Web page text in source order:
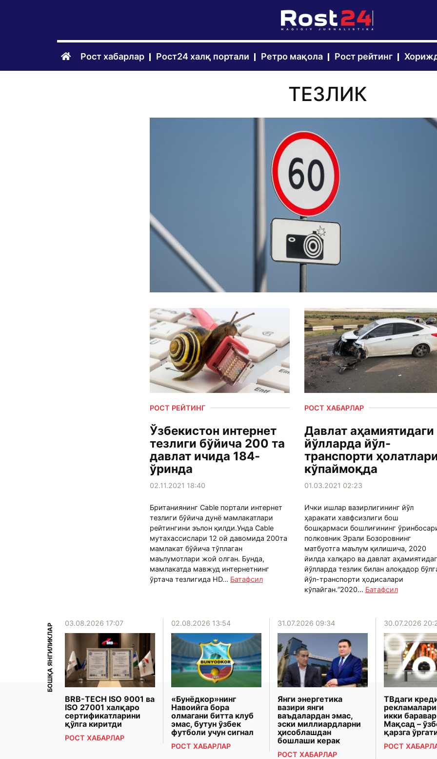
Рост хабарлар Рост24 халқ портали Ретро мақола Рост рейтинг
ТЕЗЛИК
РОСТ РЕЙТИНГ
Ўзбекистон интернет
тезлиги бўйича 200 та
давлат ичида 184-
ўринда
02.11.2021 18:40
Британиянинг Cable портали интернет
тезлиги бўйича дунё мамлакатлари
рейтингини эълон қилди.Унда Cable
мутахассислари 12 ой давомида 200та
мамлакат бўйича тўплаган
маълумотлари жой олган. Бунда,
мамлакатда мавжуд интернетнинг
ўртача тезлигида HD... Батафсил
РОСТ ХАБАРЛАР
Давлат аҳамиятидаги
йўлларда йўл-
транспорти
кўпаймоқда
01.03.2021 02:23
Ички ишлар вазирлигининг йўл
ҳаракати хавфсизлиги бош
бошқармаси бошлиғининг
полковник Эрали Бозоровнинг
матбуотга маълум қилишича, 2020
йилда халқаро ва давлат
йўлларда тезлик билан алоқадор
йўл-транспорти ҳодисалари
кўпайган.“2020... Батафсил
БОШҚА ЯНГИЛИКЛАР 03.08.2026 17:07
BRB-TECH ISO 9001 ва
ISO 27001 халқаро
сертификатларини
қўлга киритди
РОСТ ХАБАРЛАР
02.08.2026 13:54
«Бунёдкор»нинг
Навоийга бора
олмагани битта клуб
эмас, бутун ўзбек
футболи учун сигнал
РОСТ ХАБАРЛАР
31.07.2026 09:34
Янги энергетика
вазири янги
ваъдалардан эмас,
эски миллиардларни
ҳисоблашдан
бошлаши керак
РОСТ ХАБАРЛАР
30.07.2026
ТВдаги
икки
Мақсад –
қарзга
РОСТ